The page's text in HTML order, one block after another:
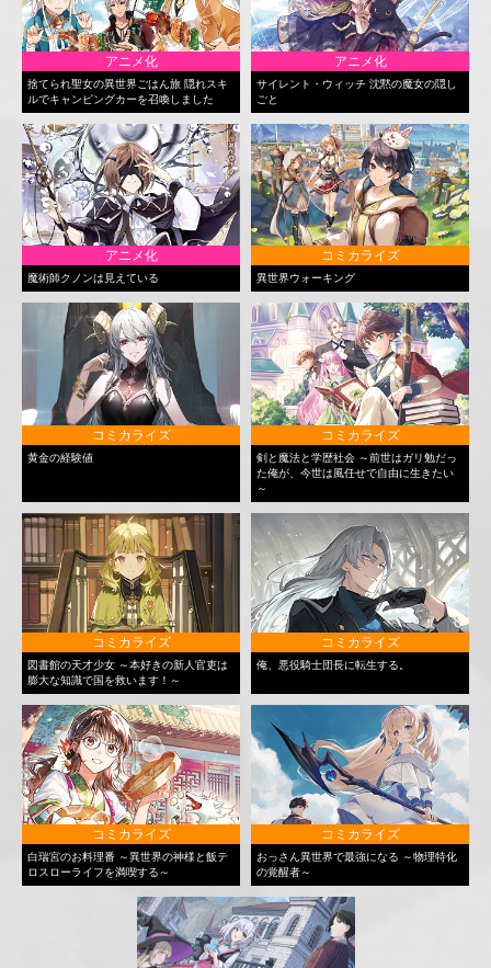
アニメ化
捨てられ聖女の異世界ごはん旅 隠れスキ
ルでキャンピングカーを召喚しました
アニメ化
サイレント・ウィッチ 沈黙の魔女の隠し
ごと
アニメ化
魔術師クノンは見えている
コミカライズ
異世界ウォーキング
コミカライズ
黄金の経験値
コミカライズ
剣と魔法と学歴社会 ～前世はガリ勉だっ
た俺が、今世は風任せで自由に生きたい
～
コミカライズ
図書館の天才少女 ～本好きの新人官吏は
膨大な知識で国を救います！～
コミカライズ
俺、悪役騎士団長に転生する。
コミカライズ
白瑞宮のお料理番 ～異世界の神様と飯テ
ロスローライフを満喫する～
コミカライズ
おっさん異世界で最強になる ～物理特化
の覚醒者～